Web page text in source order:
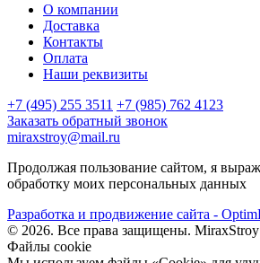
О компании
Доставка
Контакты
Оплата
Наши реквизиты
+7 (495) 255 3511 +7 (985) 762 4123
Заказать обратный звонок
miraxstroy@mail.ru
Продолжая пользование сайтом, я
обработку моих персональных данных
Разработка и продвижение сайта -
© 2026. Все права защищены. MiraxStroy
Файлы cookie